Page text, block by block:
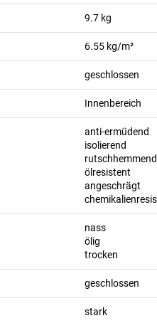
9.7 kg
6.55 kg/m²
geschlossen
Innenbereich
anti-ermüdend
isolierend
rutschhemmend
ölresistent
angeschrägt
nass
ölig
trocken
geschlossen
stark